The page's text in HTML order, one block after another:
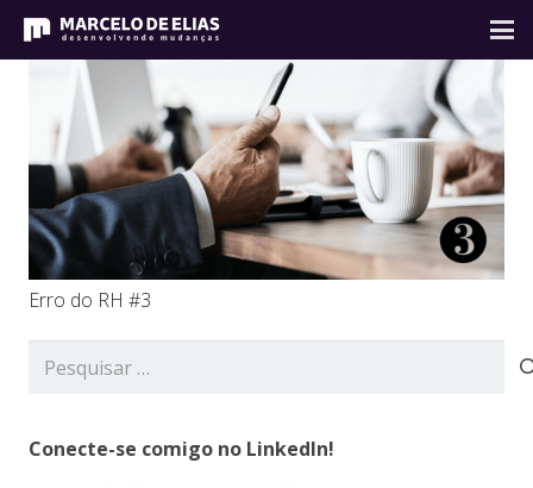
Erro do RH #3
Pesquisar
Conecte-se comigo no LinkedIn!